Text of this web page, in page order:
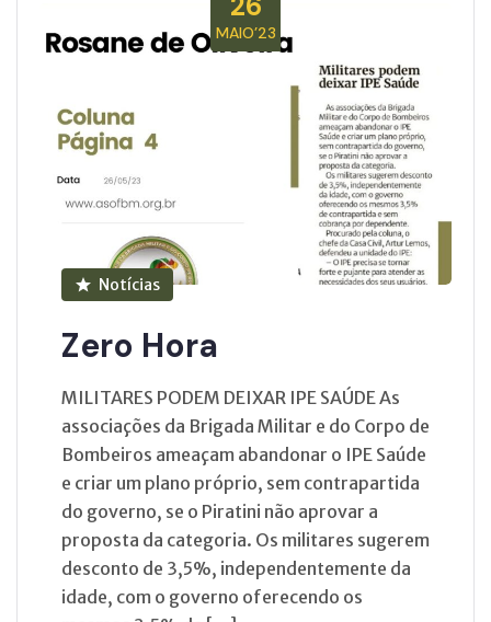
MAIO’23
Notícias
Zero Hora
MILITARES PODEM DEIXAR IPE SAÚDE As
associações da Brigada Militar e do Corpo de
Bombeiros ameaçam abandonar o IPE Saúde
e criar um plano próprio, sem contrapartida
do governo, se o Piratini não aprovar a
proposta da categoria. Os militares sugerem
desconto de 3,5%, independentemente da
idade, com o governo oferecendo os